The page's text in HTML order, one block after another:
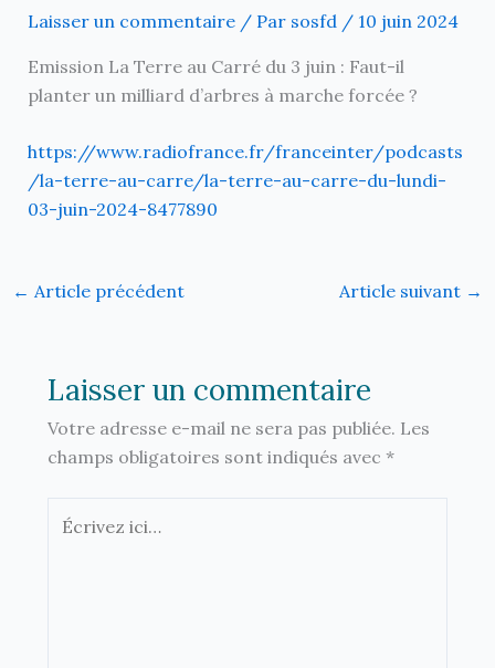
Laisser un commentaire / Par sosfd / 10 juin 2024
Emission La Terre au Carré du 3 juin : Faut-il
planter un milliard d’arbres à marche forcée ?
https://www.radiofrance.fr/franceinter/podcasts
/la-terre-au-carre/la-terre-au-carre-du-lundi-
03-juin-2024-8477890
← Article précédent Article suivant →
Laisser un commentaire
Votre adresse e-mail ne sera pas publiée. Les
champs obligatoires sont indiqués avec *
Écrivez
ici…